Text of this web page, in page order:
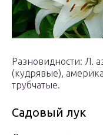
Разновидности: Л.
(кудрявые),
трубчатые.
Садовый лук